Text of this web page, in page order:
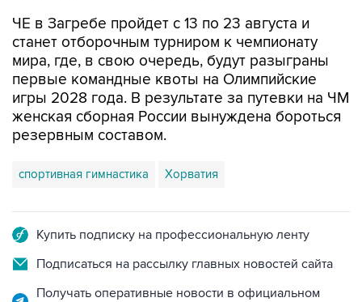
мира, где, в свою очередь, будут разыграны
первые командные квоты на Олимпийские
игры 2028 года. В результате за путевки на ЧМ
женская сборная России вынуждена бороться
резервным составом.
спортивная гимнастика Хорватия
Подписаться на рассылку главных новостей сайта
Получать оперативные новости в официальном
канале